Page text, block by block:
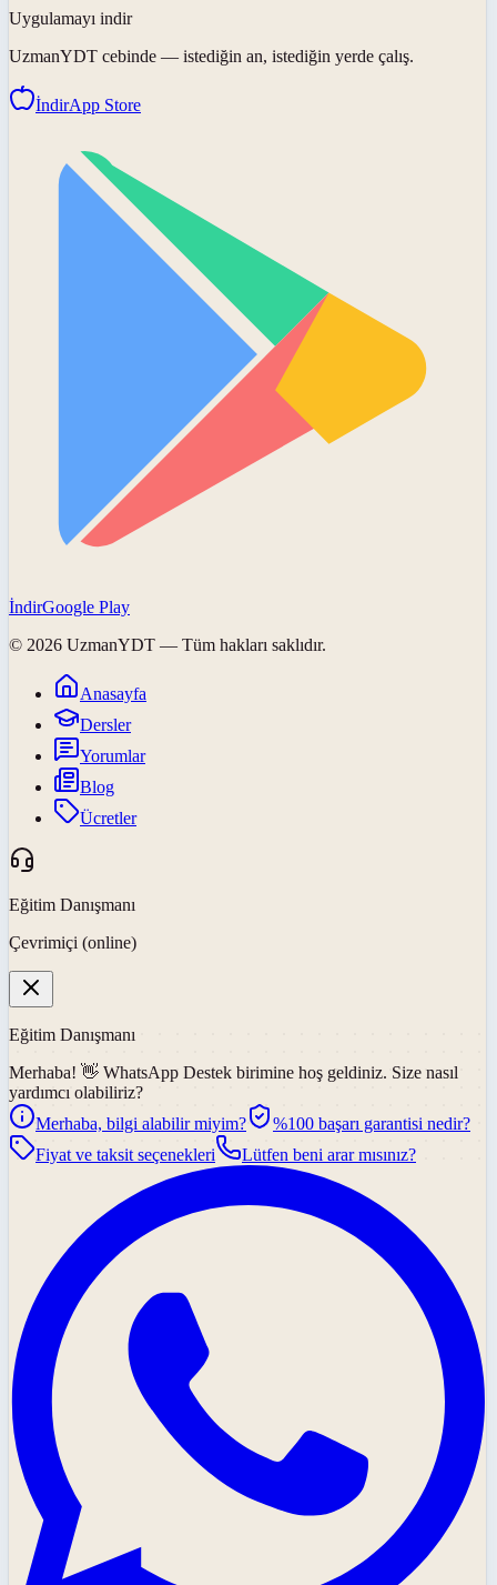
Uygulamayı indir
UzmanYDT cebinde — istediğin an, istediğin yerde çalış.
İndirApp Store
İndirGoogle Play
© 2026 UzmanYDT — Tüm hakları saklıdır.
Anasayfa
Dersler
Yorumlar
Blog
Ücretler
Eğitim Danışmanı
Çevrimiçi (online)
Eğitim Danışmanı
Merhaba! 👋 WhatsApp Destek birimine hoş geldiniz. Size nasıl
yardımcı olabiliriz?
Merhaba, bilgi alabilir miyim?
%100 başarı garantisi nedir?
Fiyat ve taksit seçenekleri
Lütfen beni arar mısınız?